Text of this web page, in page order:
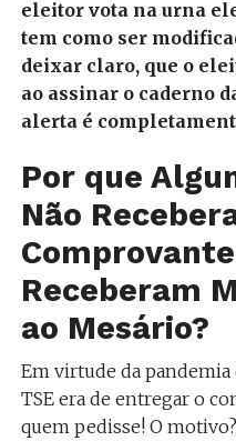
eleitor vota na urna
tem como ser
deixar claro, que o
ao assinar o caderno
alerta é
Por que
Não
Receberam
ao Mesário?
Em virtude da pandemia
TSE era de entregar o
quem pedisse! O